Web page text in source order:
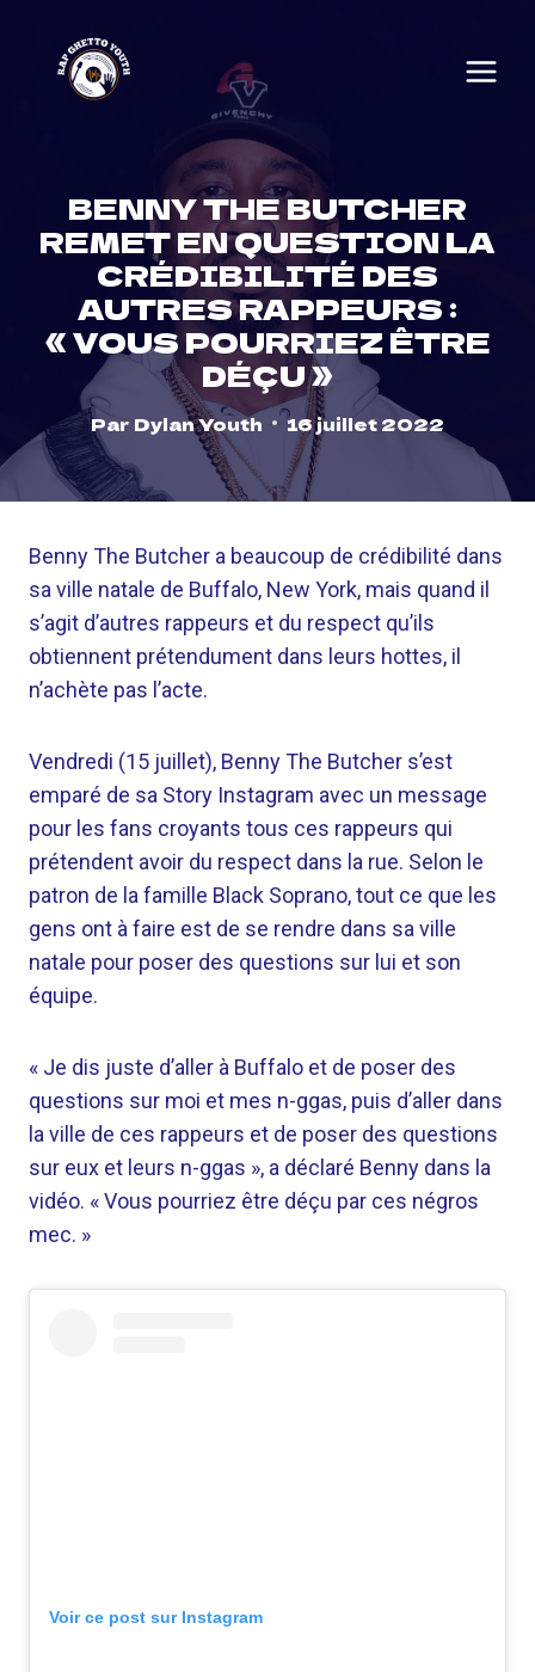
content
BENNY THE BUTCHER
REMET EN QUESTION LA
CRÉDIBILITÉ DES
AUTRES RAPPEURS :
« VOUS POURRIEZ ÊTRE
DÉÇU »
Par Dylan Youth 16 juillet 2022
Benny The Butcher a beaucoup de crédibilité dans
sa ville natale de Buffalo, New York, mais quand il
s’agit d’autres rappeurs et du respect qu’ils
obtiennent prétendument dans leurs hottes, il
n’achète pas l’acte.
Vendredi (15 juillet), Benny The Butcher s’est
emparé de sa Story Instagram avec un message
pour les fans croyants tous ces rappeurs qui
prétendent avoir du respect dans la rue. Selon le
patron de la famille Black Soprano, tout ce que les
gens ont à faire est de se rendre dans sa ville
natale pour poser des questions sur lui et son
équipe.
« Je dis juste d’aller à Buffalo et de poser des
questions sur moi et mes n-ggas, puis d’aller dans
la ville de ces rappeurs et de poser des questions
sur eux et leurs n-ggas », a déclaré Benny dans la
vidéo. « Vous pourriez être déçu par ces négros
mec. »
Voir ce post sur Instagram